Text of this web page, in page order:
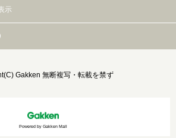
示
Gakken 無断複写・転載を禁ず
Powered by Gakken Mall